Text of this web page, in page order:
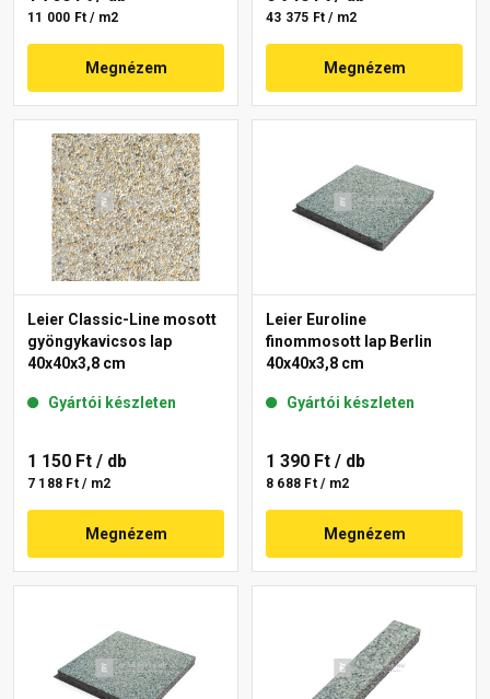
11 000 Ft / m2
Megnézem
43 375 Ft / m2
Megnézem
Leier Classic-Line mosott
gyöngykavicsos lap
40x40x3,8 cm
Gyártói készleten
1 150 Ft / db
7 188 Ft / m2
Megnézem
Leier Euroline
finommosott lap Berlin
40x40x3,8 cm
Gyártói készleten
1 390 Ft / db
8 688 Ft / m2
Megnézem